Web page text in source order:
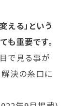
える」という
も重要です。
で見る事が
解決の糸口に